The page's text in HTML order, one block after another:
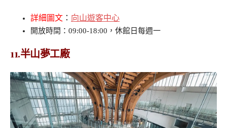
詳細圖文 ： 向山遊客中心
開放時間：09:00-18:00，休館日每週一
11.半山夢工廠